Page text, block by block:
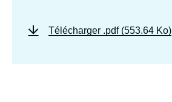
Télécharger .pdf (553.64 Ko)